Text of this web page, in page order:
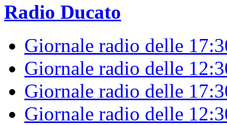
Radio Ducato
Giornale radio delle
Giornale radio delle
Giornale radio delle
Giornale radio delle